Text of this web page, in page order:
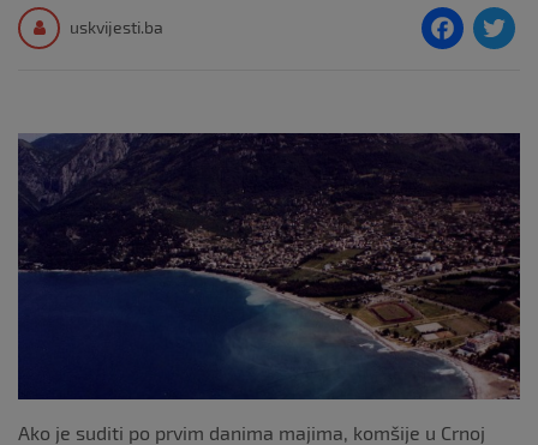
uskvijesti.ba
F
e
o
o
k
Ako je suditi po prvim danima majima, komšije u Crnoj